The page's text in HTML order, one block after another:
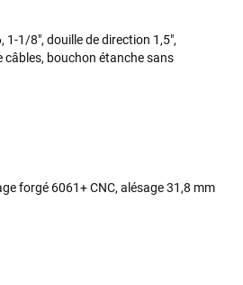
1/8", douille de direction 1,5",
câbles, bouchon étanche sans
forgé 6061+ CNC, alésage 31,8 mm